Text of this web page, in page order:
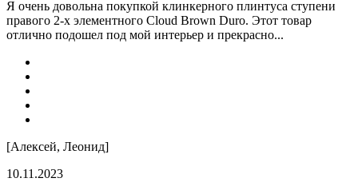
Я очень довольна покупкой клинкерного плинтуса ступени
правого 2-х элементного Cloud Brown Duro. Этот товар
отлично подошел под мой интерьер и прекрасно...
[Алексей, Леонид]
10.11.2023